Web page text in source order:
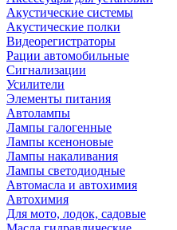
Акустические системы
Акустические полки
Видеорегистраторы
Рации автомобильные
Сигнализации
Усилители
Элементы питания
Автолампы
Лампы галогенные
Лампы ксеноновые
Лампы накаливания
Лампы светодиодные
Автомасла и автохимия
Автохимия
Для мото, лодок, садовые